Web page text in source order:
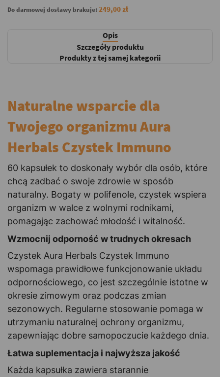
Do darmowej dostawy brakuje:249,00 zł
Opis
Szczegóły produktu
Produkty z tej samej kategorii
Naturalne wsparcie dla
Twojego organizmu Aura
Herbals Czystek Immuno
60 kapsułek to doskonały wybór dla osób, które
chcą zadbać o swoje zdrowie w sposób
naturalny. Bogaty w polifenole, czystek wspiera
organizm w walce z wolnymi rodnikami,
pomagając zachować młodość i witalność.
Wzmocnij odporność w trudnych okresach
Czystek Aura Herbals Czystek Immuno
wspomaga prawidłowe funkcjonowanie układu
odpornościowego, co jest szczególnie istotne w
okresie zimowym oraz podczas zmian
sezonowych. Regularne stosowanie pomaga w
utrzymaniu naturalnej ochrony organizmu,
zapewniając dobre samopoczucie każdego dnia.
Łatwa suplementacja i najwyższa jakość
Każda kapsułka zawiera starannie